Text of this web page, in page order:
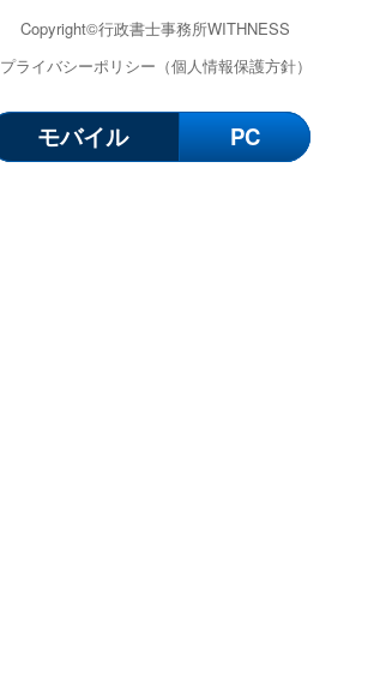
Copyright©行政書士事務所WITHNESS
プライバシーポリシー（個人情報保護方針）
モバイル PC